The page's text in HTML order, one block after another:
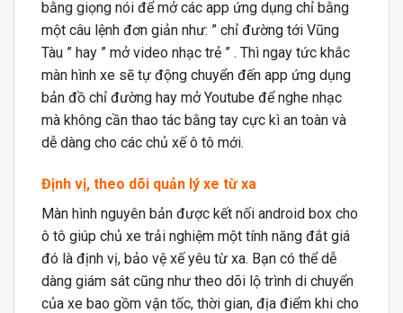
bằng giọng nói để mở các app ứng dụng chỉ bằng
một câu lệnh đơn giản như: ” chỉ đường tới Vũng
Tàu ” hay ” mở video nhạc trẻ ” . Thì ngay tức khắc
màn hình xe sẽ tự động chuyển đến app ứng dụng
bản đồ chỉ đường hay mở Youtube để nghe nhạc
mà không cần thao tác bằng tay cực kì an toàn và
dễ dàng cho các chủ xế ô tô mới.
Định vị, theo dõi quản lý xe từ xa
Màn hình nguyên bản được kết nối android box cho
ô tô giúp chủ xe trải nghiệm một tính năng đắt giá
đó là định vị, bảo vệ xế yêu từ xa. Bạn có thể dễ
dàng giám sát cũng như theo dõi lộ trình di chuyển
của xe bao gồm vận tốc, thời gian, địa điểm khi cho